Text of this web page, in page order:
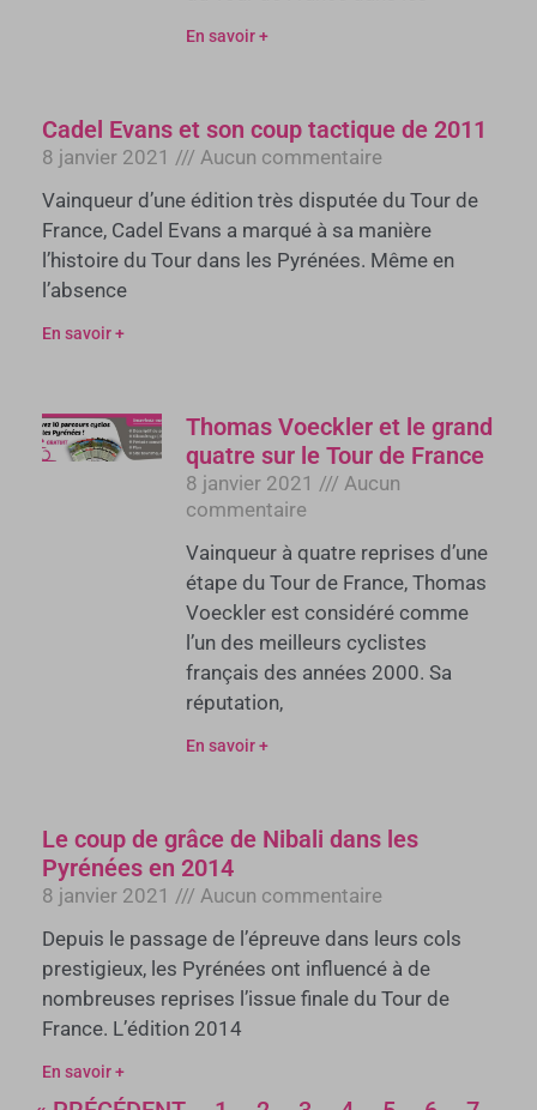
En savoir +
Cadel Evans et son coup tactique de 2011
8 janvier 2021
Aucun commentaire
Vainqueur d’une édition très disputée du Tour de
France, Cadel Evans a marqué à sa manière
l’histoire du Tour dans les Pyrénées. Même en
l’absence
En savoir +
Thomas Voeckler et le grand
quatre sur le Tour de France
8 janvier 2021
Aucun
commentaire
Vainqueur à quatre reprises d’une
étape du Tour de France, Thomas
Voeckler est considéré comme
l’un des meilleurs cyclistes
français des années 2000. Sa
réputation,
En savoir +
Le coup de grâce de Nibali dans les
Pyrénées en 2014
8 janvier 2021
Aucun commentaire
Depuis le passage de l’épreuve dans leurs cols
prestigieux, les Pyrénées ont influencé à de
nombreuses reprises l’issue finale du Tour de
France. L’édition 2014
En savoir +